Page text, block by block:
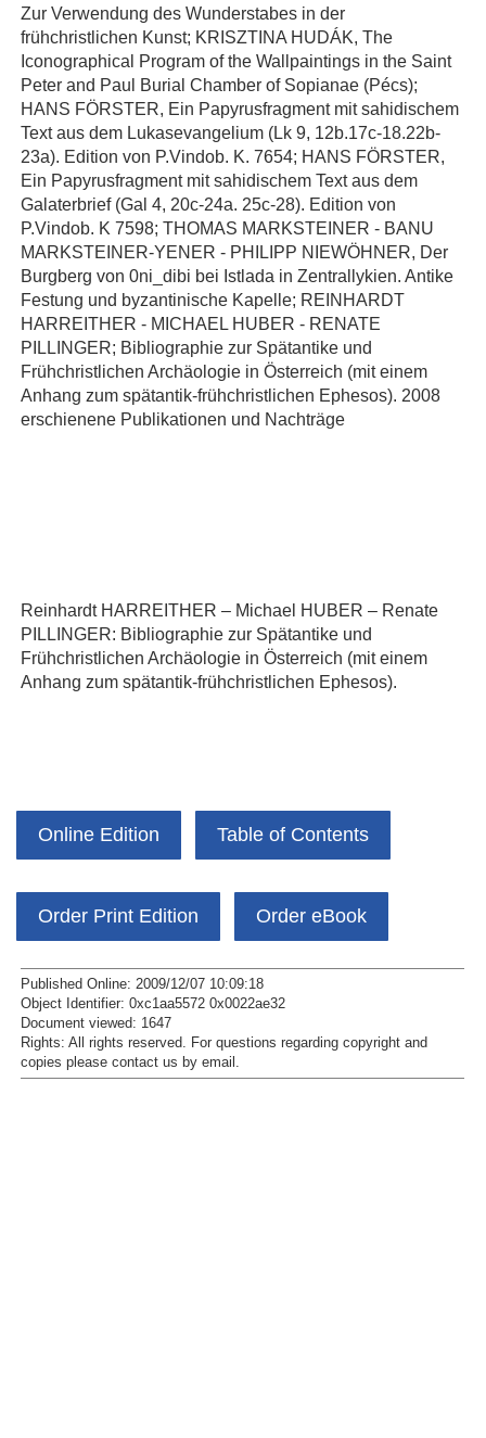
Zur Verwendung des Wunderstabes in der
frühchristlichen Kunst; KRISZTINA HUDÁK, The
Iconographical Program of the Wallpaintings in the Saint
Peter and Paul Burial Chamber of Sopianae (Pécs);
HANS FÖRSTER, Ein Papyrusfragment mit sahidischem
Text aus dem Lukasevangelium (Lk 9, 12b.17c-18.22b-
23a). Edition von P.Vindob. K. 7654; HANS FÖRSTER,
Ein Papyrusfragment mit sahidischem Text aus dem
Galaterbrief (Gal 4, 20c-24a. 25c-28). Edition von
P.Vindob. K 7598; THOMAS MARKSTEINER - BANU
MARKSTEINER-YENER - PHILIPP NIEWÖHNER, Der
Burgberg von 0ni_dibi bei Istlada in Zentrallykien. Antike
Festung und byzantinische Kapelle; REINHARDT
HARREITHER - MICHAEL HUBER - RENATE
PILLINGER; Bibliographie zur Spätantike und
Frühchristlichen Archäologie in Österreich (mit einem
Anhang zum spätantik-frühchristlichen Ephesos). 2008
erschienene Publikationen und Nachträge
Reinhardt HARREITHER – Michael HUBER – Renate
PILLINGER: Bibliographie zur Spätantike und
Frühchristlichen Archäologie in Österreich (mit einem
Anhang zum spätantik-frühchristlichen Ephesos).
Online Edition Table of Contents
Order Print Edition Order eBook
Published Online: 2009/12/07 10:09:18
Object Identifier: 0xc1aa5572 0x0022ae32
Document viewed: 1647
Rights: All rights reserved.
For questions regarding copyright and
copies please contact us by email